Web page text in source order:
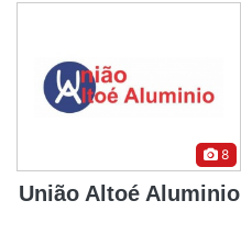
8
União Altoé Aluminio